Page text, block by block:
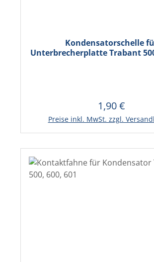
Kondensatorschelle
Unterbrecherplatte Trabant
Regulärer
1,90 €
Preise inkl. MwSt. zzgl.
In den Warenkorb